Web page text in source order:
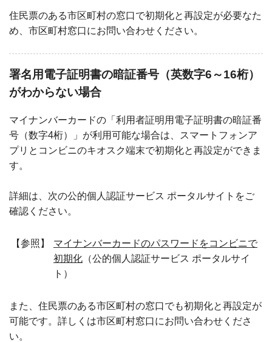
住民票のある市区町村の窓口で初期化と再設定が必要なた
め、市区町村窓口にお問い合わせください。
署名用電子証明書の暗証番号（英数字6～16桁）
がわからない場合
マイナンバーカードの「利用者証明用電子証明書の暗証番
号（数字4桁）」が利用可能な場合は、スマートフォンア
プリとコンビニのキオスク端末で初期化と再設定ができま
す。
詳細は、次の公的個人認証サービス ポータルサイトをご
確認ください。
【参照】
マイナンバーカードのパスワードをコンビニで
初期化 （公的個人認証サービス ポータルサイ
ト）
また、住民票のある市区町村の窓口でも初期化と再設定が
可能です。詳しくは市区町村窓口にお問い合わせくださ
い。